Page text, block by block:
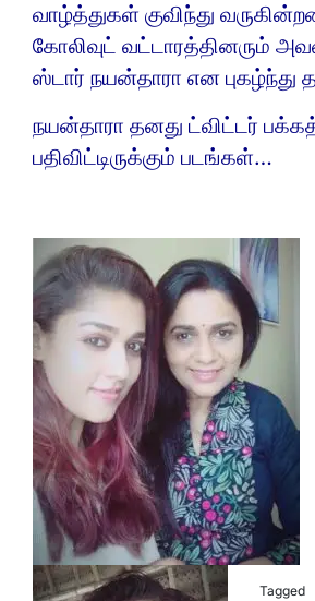
வாழ்த்துகள் குவிந்து
கோலிவுட் வட்டாரத்தினரும்
ஸ்டார் நயன்தாரா என புகழ்ந்து
நயன்தாரா தனது ட்விட்டர்
பதிவிட்டிருக்கும் படங்கள்…
Tagged